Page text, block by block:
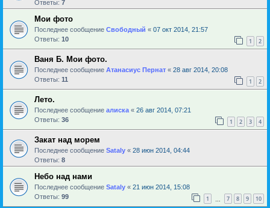
Ответы: 7
Мои фото
Последнее сообщение Свободный « 07 окт 2014, 21:57
Ответы: 10 1 2
Ваня Б. Мои фото.
Последнее сообщение Атанасиус Пернат « 28 авг 2014, 20:08
Ответы: 11 1 2
Лето.
Последнее сообщение алиска « 26 авг 2014, 07:21
Ответы: 36 1 2 3 4
Закат над морем
Последнее сообщение Sataly « 28 июн 2014, 04:44
Ответы: 8
Небо над нами
Последнее сообщение Sataly « 21 июн 2014, 15:08
Ответы: 99 1 7 8 9 10